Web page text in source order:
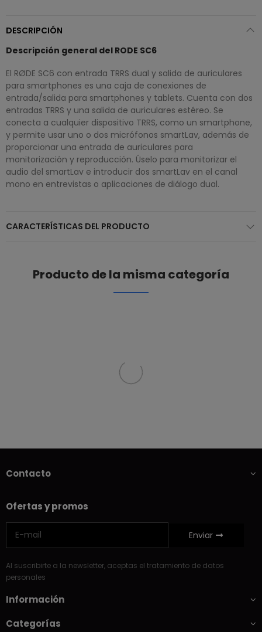
DESCRIPCIÓN
Descripción general del RODE SC6
El RØDE SC6 con entrada TRRS dual y salida de auriculares
para smartphones es una caja de conexiones de
entrada/salida para smartphones y tablets. Cuenta con dos
entradas TRRS y una salida de auriculares estéreo. Se
conecta a cualquier dispositivo TRRS, como un smartphone,
y permite usar uno o dos micrófonos smartLav, además de
proporcionar una entrada de auriculares para
monitorización y reproducción. Úselo para monitorizar el
audio del smartLav e introducir dos smartLav en el canal
mono en entrevistas o aplicaciones de diálogo dual.
CARACTERÍSTICAS DEL PRODUCTO
Producto de la misma categoría
Contacto
Ofertas y promos
Enviar
Al suscribirte a la newsletter, aceptas el tratamiento de datos
personales
Información
Categorías